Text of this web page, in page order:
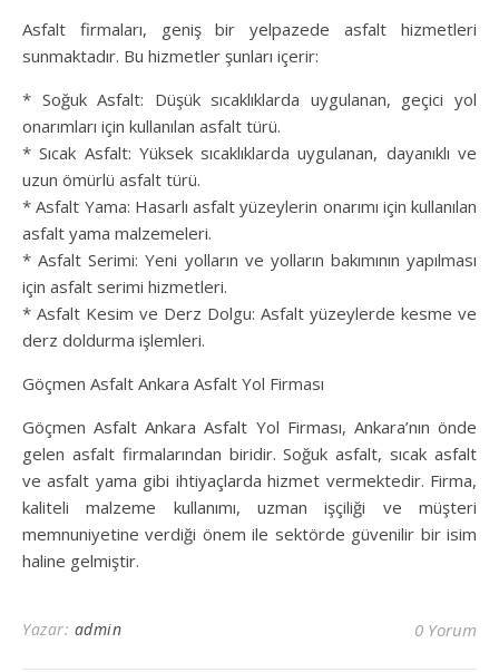
Asfalt firmaları, geniş bir yelpazede asfalt hizmetleri
sunmaktadır. Bu hizmetler şunları içerir:
* Soğuk Asfalt: Düşük sıcaklıklarda uygulanan, geçici yol
onarımları için kullanılan asfalt türü.
* Sıcak Asfalt: Yüksek sıcaklıklarda uygulanan, dayanıklı ve
uzun ömürlü asfalt türü.
* Asfalt Yama: Hasarlı asfalt yüzeylerin onarımı için kullanılan
asfalt yama malzemeleri.
* Asfalt Serimi: Yeni yolların ve yolların bakımının yapılması
için asfalt serimi hizmetleri.
* Asfalt Kesim ve Derz Dolgu: Asfalt yüzeylerde kesme ve
derz doldurma işlemleri.
Göçmen Asfalt Ankara Asfalt Yol Firması
Göçmen Asfalt Ankara Asfalt Yol Firması, Ankara’nın önde
gelen asfalt firmalarından biridir. Soğuk asfalt, sıcak asfalt
ve asfalt yama gibi ihtiyaçlarda hizmet vermektedir. Firma,
kaliteli malzeme kullanımı, uzman işçiliği ve müşteri
memnuniyetine verdiği önem ile sektörde güvenilir bir isim
haline gelmiştir.
Yazar: admin 0 Yorum